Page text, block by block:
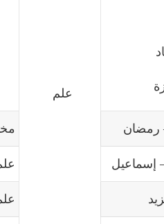
علم
رمضان
– إسماعيل